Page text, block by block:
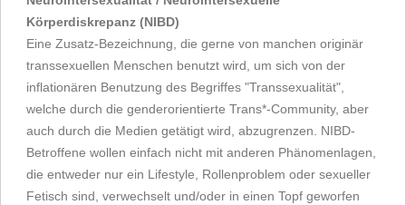
Körperdiskrepanz (NIBD)
Eine Zusatz-Bezeichnung, die gerne von manchen originär
transsexuellen Menschen benutzt wird, um sich von der
inflationären Benutzung des Begriffes "Transsexualität",
welche durch die genderorientierte Trans*-Community, aber
auch durch die Medien getätigt wird, abzugrenzen. NIBD-
Betroffene wollen einfach nicht mit anderen Phänomenlagen,
die entweder nur ein Lifestyle, Rollenproblem oder sexueller
Fetisch sind, verwechselt und/oder in einen Topf geworfen